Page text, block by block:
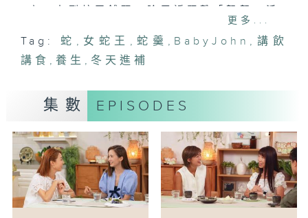
蛇，廚師Andy Dark 更加跟「女蛇王」
嘉玲姐偷師，學習如何拆蛇肉和煮蛇羹，了
解本地的飲食歷史和文化之餘，更與蔡瀚億
菜式，邊談養生進補之道。節目中還有飲食
學者講解食蛇的文化歷史，以及營養師教教
主持：羅鈺文(Yuki)、Andy Dark
嘉賓：蔡瀚億(BabyJohn)、錢穎儀博士
（香港浸會大學中醫藥學院臨床部中醫臨床
副教授/註冊中醫）
更多...
Tag: 蛇 , 女蛇王 , 蛇羹 , BabyJohn , 講飲
講食 ,養生 , 冬天進補
集數 EPISODES